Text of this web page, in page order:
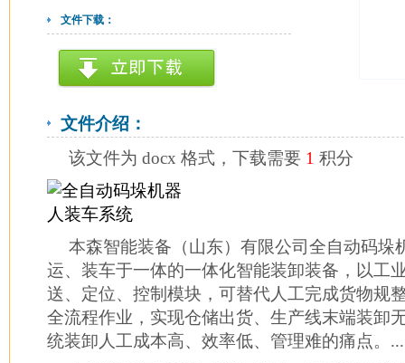
文件下载：
文件介绍：
该文件为 docx 格式，下载需要 1 积分
本森智能装备（山东）有限公司全自动码垛
运、装车于一体的一体化智能装卸装备，以工
送、定位、控制模块，可替代人工完成货物规
全流程作业，实现仓储出货、生产线末端装卸
统装卸人工成本高、效率低、管理难的痛点。...